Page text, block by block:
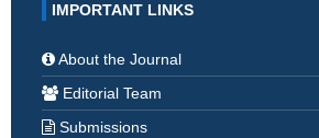
IMPORTANT LINKS
About the Journal
Editorial Team
Submissions